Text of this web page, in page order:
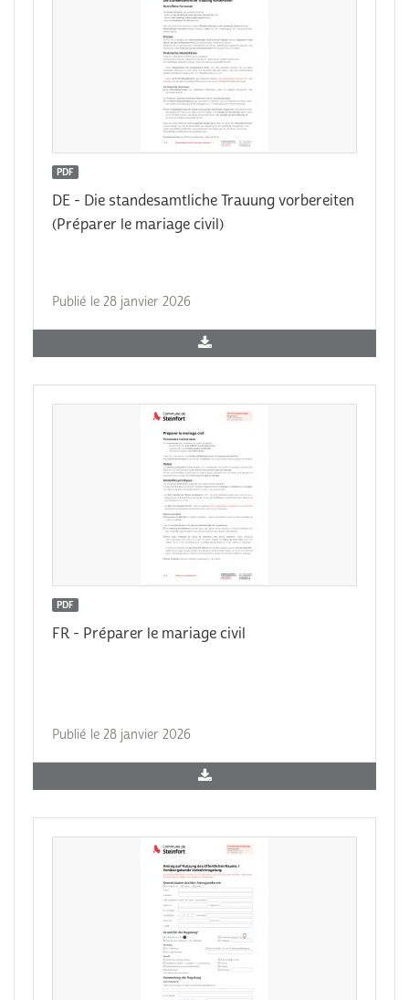
PDF
DE - Die standesamtliche Trauung vorbereiten
(Préparer le mariage civil)
Publié le 28 janvier 2026
PDF
FR - Préparer le mariage civil
Publié le 28 janvier 2026